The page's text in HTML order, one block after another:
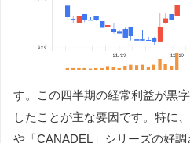
す。この四半期の経常利益が黒
したことが主な要因です。特に
や「CANADEL」シリーズの好